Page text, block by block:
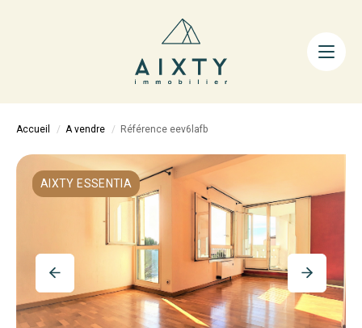
ACHETER
LA MÉTHODE
AIXTY & VOUS
Nos Agences
Nos Équipes
Nos Tarifs
Nos Biens Vendus
Accueil A vendre Référence eev6lafb
AIXTY ESSENTIA